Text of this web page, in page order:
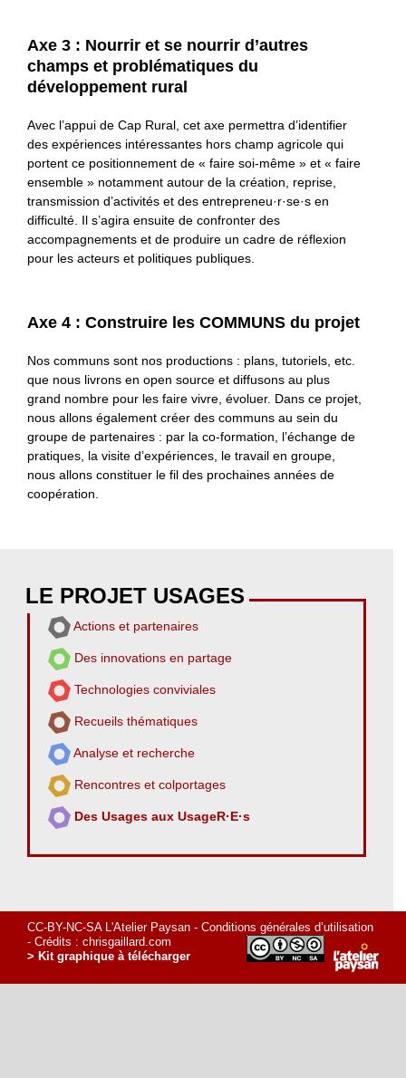
Axe 3 : Nourrir et se nourrir d’autres
champs et problématiques du
développement rural
Avec l’appui de Cap Rural, cet axe permettra d’identifier
des expériences intéressantes hors champ agricole qui
portent ce positionnement de « faire soi-même » et « faire
ensemble » notamment autour de la création, reprise,
transmission d’activités et des entrepreneu·r·se·s en
difficulté. Il s’agira ensuite de confronter des
accompagnements et de produire un cadre de réflexion
pour les acteurs et politiques publiques.
Axe 4 : Construire les COMMUNS du projet
Nos communs sont nos productions : plans, tutoriels, etc.
que nous livrons en open source et diffusons au plus
grand nombre pour les faire vivre, évoluer. Dans ce projet,
nous allons également créer des communs au sein du
groupe de partenaires : par la co-formation, l’échange de
pratiques, la visite d’expériences, le travail en groupe,
nous allons constituer le fil des prochaines années de
coopération.
LE PROJET USAGES
Actions et partenaires
Des innovations en partage
Technologies conviviales
Recueils thématiques
Analyse et recherche
Rencontres et colportages
Des Usages aux UsageR·E·s
CC-BY-NC-SA L'Atelier Paysan - Conditions générales d’utilisation
- Crédits : chrisgaillard.com
> Kit graphique à télécharger